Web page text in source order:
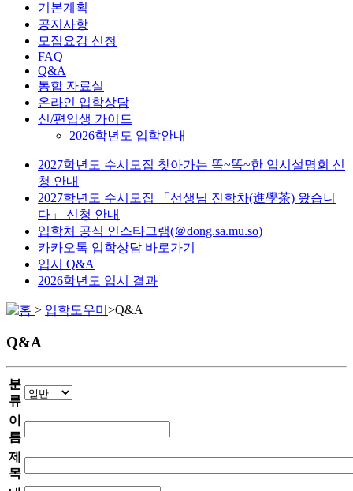
기본계획
공지사항
모집요강 신청
FAQ
Q&A
통합 자료실
온라인 입학상담
신/편입생 가이드
2026학년도 입학안내
2027학년도 수시모집 찾아가는 똑~똑~한 입시설명회 신
청 안내
2027학년도 수시모집 「선생님 진학차(進學茶) 왔습니
다」 신청 안내
입학처 공식 인스타그램(＠dong.sa.mu.so)
카카오톡 입학상담 바로가기
입시 Q&A
2026학년도 입시 결과
> 입학도우미 >Q&A
Q&A
분
류
이
름
제
목